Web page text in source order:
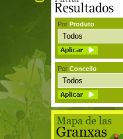
Por Produto
Por Concello